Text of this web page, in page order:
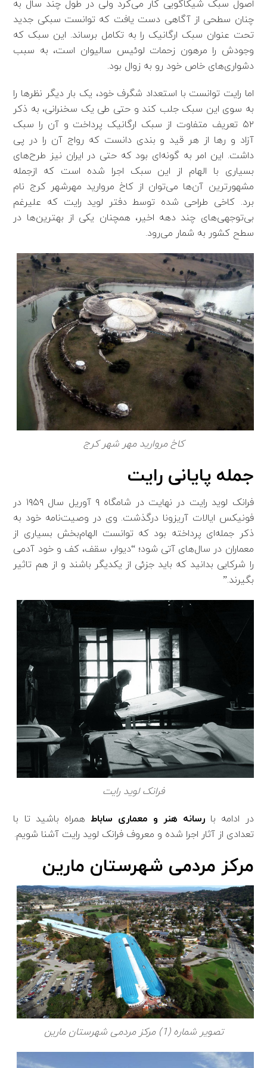
اصول سبک شیکاگویی کار می‌کرد ولی در طول چند سال به
چنان سطحی از آگاهی دست یافت که توانست سبکی جدید
تحت عنوان سبک ارگانیک را به تکامل برساند. این سبک که
وجودش را مرهون زحمات لوئیس سالیوان است، به سبب
دشواری‌های خاص خود رو به زوال بود.
اما رایت توانست با استعداد شگرف خود، یک بار دیگر نظرها را
به سوی این سبک جلب کند و حتی طی یک سخنرانی، به ذکر
۵۲ تعریف متفاوت از سبک ارگانیک پرداخت و آن را سبک
آزاد و رها از هر قید و بندی دانست که رواج آن را در پی
داشت. این امر به‌ گونه‌ای بود که حتی در ایران نیز طرح‌های
بسیاری با الهام از این سبک اجرا شده است که ازجمله
مشهورترین آن‌ها می‌توان از کاخ مروارید مهرشهر کرج نام
برد. کاخی طراحی شده توسط دفتر لوید رایت که علیرغم
بی‌توجهی‌های چند دهه اخیر، همچنان یکی از بهترین‌ها در
سطح کشور به شمار می‌رود.
کاخ مروارید مهر شهر کرج
جمله پایانی رایت
فرانک لوید رایت در نهایت در شامگاه ۹ آوریل سال ۱۹۵۹ در
فونیکس ایالات آریزونا در‌گذشت. وی در وصیت‌نامه خود به
ذکر جمله‌ای پرداخته بود که توانست الهام‌بخش بسیاری از
معماران در سال‌های آتی شود؛ “دیوار، سقف، کف و خود آدمی
را شرکایی بدانید که باید جزئی از یکدیگر باشند و از هم تاثیر
بگیرند.”
فرانک لوید رایت
در ادامه با رسانه هنر و معماری ساباط همراه باشید تا با
تعدادی از آثار اجرا شده و معروف فرانک لوید رایت آشنا شویم.
مرکز مردمی شهرستان مارین
تصویر شماره (1) مرکز مردمی شهرستان مارین